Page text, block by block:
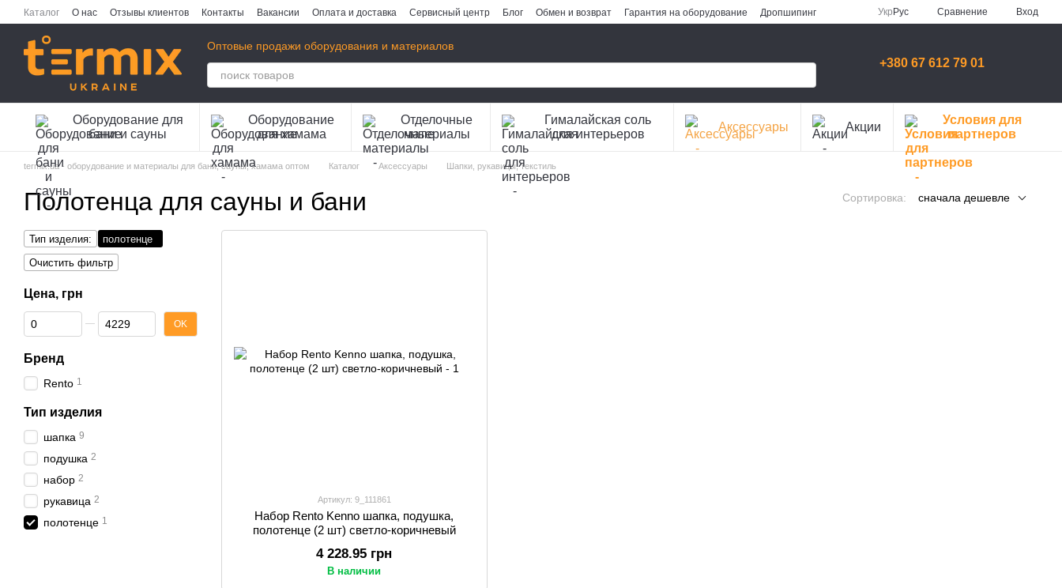
Перейти к основному контенту
Каталог О нас Отзывы клиентов Контакты Вакансии Оплата и доставка Сервисный центр Блог Обмен и возврат Гарантия на оборудование
Дропшипинг
Укр Рус Сравнение Вход
Оптовые продажи оборудования и материалов
+380 67 612 79 01
Оборудование для
бани и сауны
Оборудование
для хамама
Отделочные
материалы
Гималайская соль
для интерьеров
Аксессуары Акции
Условия для
партнеров
termix.ua - оборудование и материалы для бани, сауны, хамама оптом Каталог Аксессуары Шапки, рукавицы, текстиль
Полотенца для сауны и бани Сортировка: сначала дешевле
Артикул: 9_111861
Набор Rento Kenno шапка, подушка,
полотенце (2 шт) светло-коричневый
4 228.95 грн
В наличии
Тип изделия:
полотенце
Очистить фильтр
Цена, грн
От Цена, грн
До Цена, грн OK
Бренд
Rento 1
Тип изделия
шапка 9
подушка 2
набор 2
рукавица 2
полотенце 1